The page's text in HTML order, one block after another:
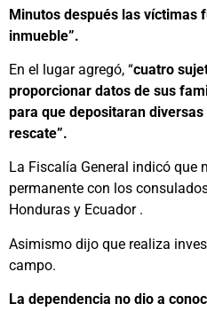
Minutos después las víctimas
inmueble”.
En el lugar agregó, “cuatro
proporcionar datos de sus
para que depositaran
rescate”.
La Fiscalía General indicó que
permanente con los
Honduras y Ecuador .
Asimismo dijo que realiza
campo.
La dependencia no dio a